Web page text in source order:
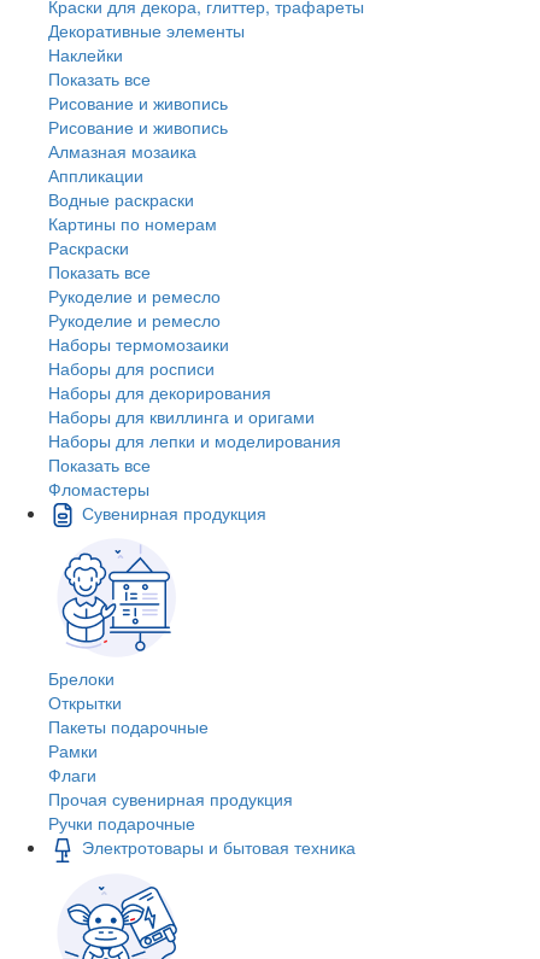
Краски для декора, глиттер, трафареты
Декоративные элементы
Наклейки
Показать все
Рисование и живопись
Рисование и живопись
Алмазная мозаика
Аппликации
Водные раскраски
Картины по номерам
Раскраски
Показать все
Рукоделие и ремесло
Рукоделие и ремесло
Наборы термомозаики
Наборы для росписи
Наборы для декорирования
Наборы для квиллинга и оригами
Наборы для лепки и моделирования
Показать все
Фломастеры
Сувенирная продукция
Брелоки
Открытки
Пакеты подарочные
Рамки
Флаги
Прочая сувенирная продукция
Ручки подарочные
Электротовары и бытовая техника